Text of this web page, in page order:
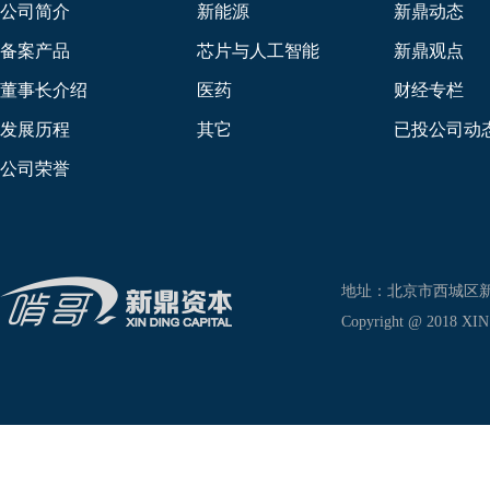
公司简介
备案产品
董事长介绍
发展历程
公司荣誉
新能源
芯片与人工智能
医药
其它
新鼎动态
新鼎观点
财经专栏
已投公司动
地址：北京市西城区
Copyright @ 2018